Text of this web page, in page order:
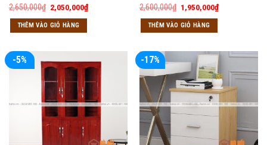
2,650,000₫ Giá
gốc
là:
2,650,000₫.
2,050,000₫Giá
hiện
THÊM VÀO GIỎ HÀNG
2,600,000₫ Giá
gốc
là:
2,600,000₫.
1,950,000₫Giá
hiện
THÊM VÀO GIỎ HÀNG
-5% -17%